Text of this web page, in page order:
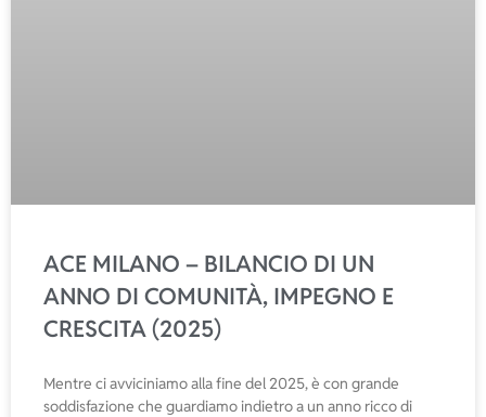
ACE MILANO – BILANCIO DI UN
ANNO DI COMUNITÀ, IMPEGNO E
CRESCITA (2025)
Mentre ci avviciniamo alla fine del 2025, è con grande
soddisfazione che guardiamo indietro a un anno ricco di